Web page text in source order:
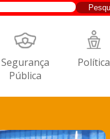
Segurança
Pública
Política